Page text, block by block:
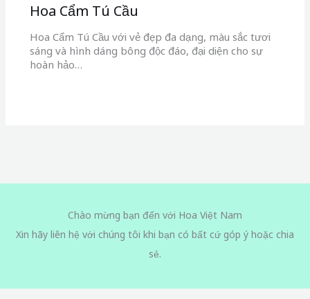
Hoa Cẩm Tú Cầu
Hoa Cẩm Tú Cầu với vẻ đẹp đa dạng, màu sắc tươi
sáng và hình dáng bông độc đáo, đại diện cho sự
hoàn hảo…
Chào mừng bạn đến với Hoa Việt Nam
Xin hãy liên hệ với chúng tôi khi bạn có bất cứ góp ý hoặc chia
sẻ.